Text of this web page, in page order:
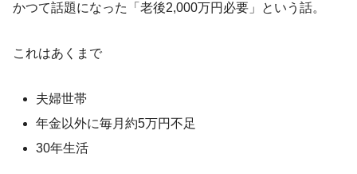
かつて話題になった「老後2,000万円必要」という話。
これはあくまで
夫婦世帯
年金以外に毎月約5万円不足
30年生活